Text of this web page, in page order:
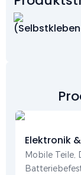
Elektronik
Mobile Teile,